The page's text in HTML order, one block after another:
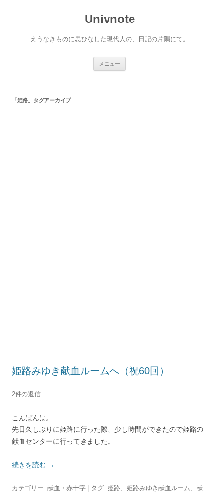
Univnote
えうなきものに思ひなした現代人の、日記の片隅にて。
メニュー
「姫路 」タグアーカイブ
姫路みゆき献血ルームへ（祝60回）
2件の返信
こんばんは。
先日久しぶりに姫路に行った際、少し時間ができたので姫路の
献血センターに行ってきました。
続きを読む →
カテゴリー: 献血・赤十字 | タグ: 姫路、 姫路みゆき献血ルーム、 献